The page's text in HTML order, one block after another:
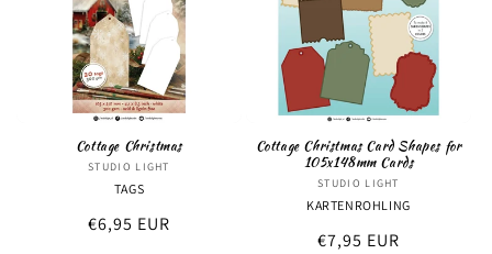
Cottage Christmas
Anbieter:
STUDIO LIGHT
TAGS
Normaler
€6,95 EUR
Cottage Christmas Card Shapes for
105x148mm Cards
Anbieter:
STUDIO LIGHT
KARTENROHLING
Normaler
€7,95 EUR